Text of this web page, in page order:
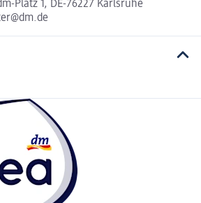
Platz 1, DE-76227 Karlsruhe